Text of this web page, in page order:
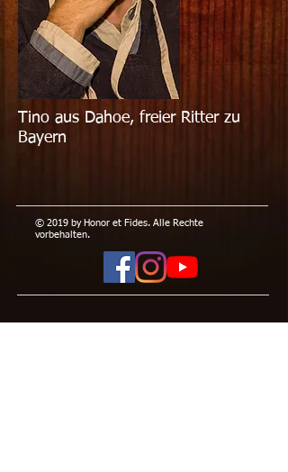
Tino aus Dahoe, freier Ritter zu
Bayern
© 2019 by Honor et Fides. Alle Rechte
vorbehalten.